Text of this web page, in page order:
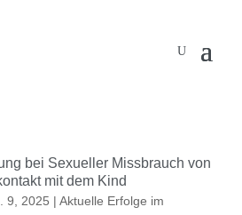
bei Sexueller Missbrauch von
mit dem Kind
9, 2025 |Aktuelle Erfolge im